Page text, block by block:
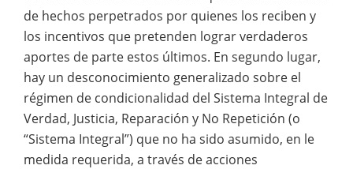
de hechos perpetrados por quienes los reciben y
los incentivos que pretenden lograr verdaderos
aportes de parte estos últimos. En segundo lugar,
hay un desconocimiento generalizado sobre el
régimen de condicionalidad del Sistema Integral de
Verdad, Justicia, Reparación y No Repetición (o
“Sistema Integral”) que no ha sido asumido, en le
medida requerida, a través de acciones